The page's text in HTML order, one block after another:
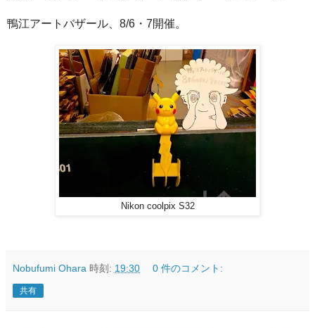
鴨江アートバザール、8/6・7開催。
Nikon coolpix S32
Nobufumi Ohara 時刻: 19:30 0 件のコメント:
共有